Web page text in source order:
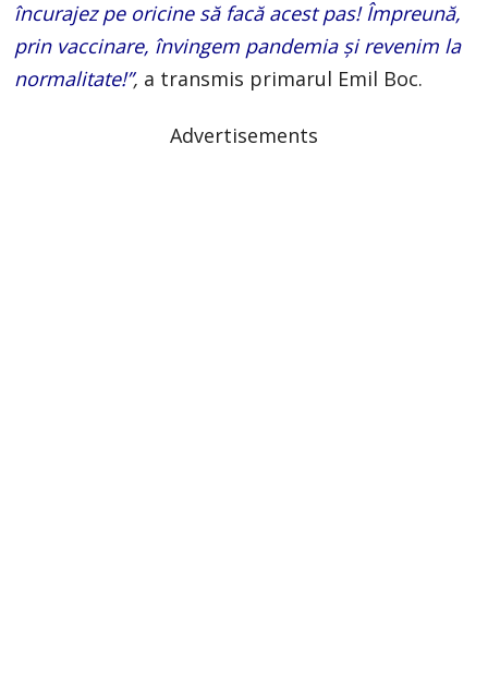
încurajez pe oricine să facă acest pas! Împreună,
prin vaccinare, învingem pandemia și revenim la
normalitate!”, a transmis primarul Emil Boc.
Advertisements